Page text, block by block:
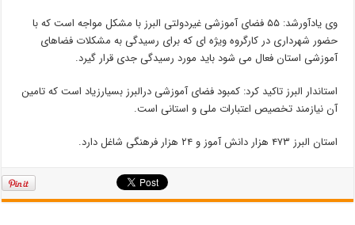
وی یادآورشد: ۵۵ فضای آموزشی غیردولتی البرز با مشکل مواجه است که با
حضور شهرداری در کارگروه ویژه ای که برای رسیدگی به مشکلات فضاهای
آموزشی استان فعال می شود باید مورد رسیدگی جدی قرار گیرد.
استاندار البرز تاکید کرد: کمبود فضای آموزشی درالبرز بسیارزیاد است که تامین
آن نیازمند تخصیص اعتبارات ملی و استانی است.
استان البرز ۴۷۳ هزار دانش آموز و ۲۴ هزار فرهنگی شاغل دارد.